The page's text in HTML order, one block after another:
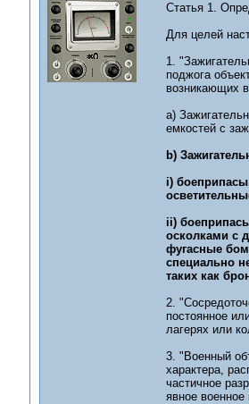
Статья 1.
Для целей
1.
поджога
возникающих
а)
емкостей с
b)
i)
ii)
осколками с
фугасные
специально
таких как
2.
постоянное
лагерях или
3. "Военный
характера,
частичное
явное